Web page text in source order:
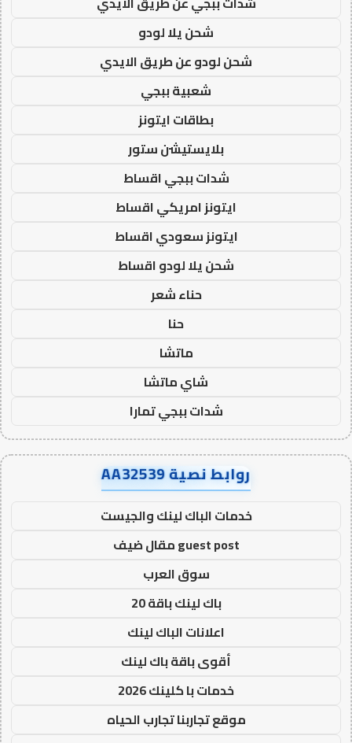
شحن يلا لودو
شحن لودو عن طريق الايدي
شعبية ببجي
بطاقات ايتونز
بلايستيشن ستور
شدات ببجي اقساط
ايتونز امريكي اقساط
ايتونز سعودي اقساط
شحن يلا لودو اقساط
حناء شعر
حنا
ماتشا
شاي ماتشا
شدات ببجي تمارا
روابط نصية AA32539
خدمات الباك لينك والجيست
guest post مقال ضيف
سوق العرب
باك لينك باقة 20
اعلانات الباك لينك
أقوى باقة باك لينك
خدمات با كلينك 2026
موقع تجاربنا تجارب الحياه